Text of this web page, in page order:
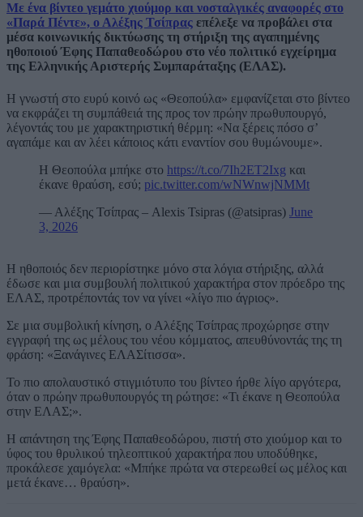
Με ένα βίντεο γεμάτο χιούμορ και νοσταλγικές αναφορές στο
«Παρά Πέντε», ο Αλέξης Τσίπρας επέλεξε να προβάλει στα
μέσα κοινωνικής δικτύωσης τη στήριξη της αγαπημένης
ηθοποιού Έφης Παπαθεοδώρου στο νέο πολιτικό εγχείρημα
της Ελληνικής Αριστερής Συμπαράταξης (ΕΛΑΣ).
Η γνωστή στο ευρύ κοινό ως «Θεοπούλα» εμφανίζεται στο βίντεο
να εκφράζει τη συμπάθειά της προς τον πρώην πρωθυπουργό,
λέγοντάς του με χαρακτηριστική θέρμη: «Να ξέρεις πόσο σ’
αγαπάμε και αν λέει κάποιος κάτι εναντίον σου θυμώνουμε».
Η Θεοπούλα μπήκε στο https://t.co/7Ih2ET2Ixg και
έκανε θραύση, εσύ; pic.twitter.com/wNWnwjNMMt
— Αλέξης Τσίπρας – Alexis Tsipras (@atsipras) June
3, 2026
Η ηθοποιός δεν περιορίστηκε μόνο στα λόγια στήριξης, αλλά
έδωσε και μια συμβουλή πολιτικού χαρακτήρα στον πρόεδρο της
ΕΛΑΣ, προτρέποντάς τον να γίνει «λίγο πιο άγριος».
Σε μια συμβολική κίνηση, ο Αλέξης Τσίπρας προχώρησε στην
εγγραφή της ως μέλους του νέου κόμματος, απευθύνοντάς της τη
φράση: «Ξανάγινες ΕΛΑΣίτισσα».
Το πιο απολαυστικό στιγμιότυπο του βίντεο ήρθε λίγο αργότερα,
όταν ο πρώην πρωθυπουργός τη ρώτησε: «Τι έκανε η Θεοπούλα
στην ΕΛΑΣ;».
Η απάντηση της Έφης Παπαθεοδώρου, πιστή στο χιούμορ και το
ύφος του θρυλικού τηλεοπτικού χαρακτήρα που υποδύθηκε,
προκάλεσε χαμόγελα: «Μπήκε πρώτα να στερεωθεί ως μέλος και
μετά έκανε… θραύση».